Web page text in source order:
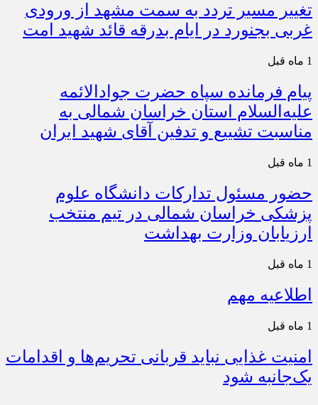
تغییر مسیر تردد به سمت مشهد از ورودی
غربی بجنورد در ایام بدرقه قائد شهید امت
1 ماه قبل
پیام فرمانده سپاه حضرت جوادالائمه
علیه‌السلام استان خراسان شمالی به
مناسبت تشییع و تدفین آقای شهید ایران
1 ماه قبل
حضور مسئول تدارکات دانشگاه علوم
پزشکی خراسان شمالی در تیم منتخب
ارزیابان وزارت بهداشت
1 ماه قبل
اطلاعیه مهم
1 ماه قبل
امنیت غذایی نباید قربانی تحریم‌ها و اقدامات
یک‌جانبه شود